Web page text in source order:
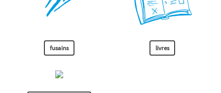
fusains livres